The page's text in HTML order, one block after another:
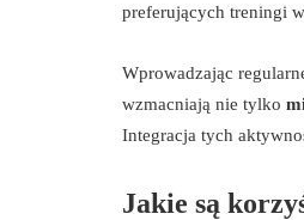
preferujących treningi
Wprowadzając
wzmacniają nie tylko
Integracja tych
Jakie są